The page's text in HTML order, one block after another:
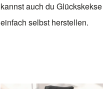
kannst auch du Glückskekse
einfach selbst herstellen.